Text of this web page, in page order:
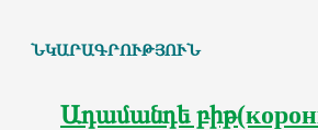
ՆԿԱՐԱԳՐՈՒԹՅՈՒՆ
Ադամանդե